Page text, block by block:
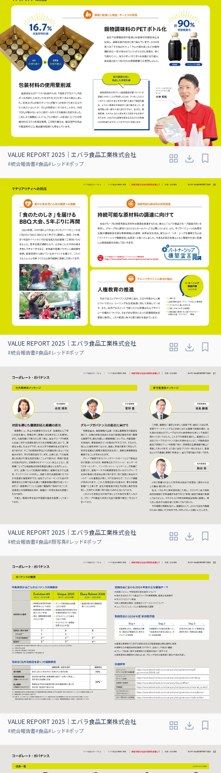
VALUE REPORT 2025｜エバラ食品工業株式会社
#統合報告書#食品#レッド#ポップ
VALUE REPORT 2025｜エバラ食品工業株式会社
#統合報告書#食品#レッド#ポップ
VALUE REPORT 2025｜エバラ食品工業株式会社
#統合報告書#食品#顔写真#レッド#ポップ
VALUE REPORT 2025｜エバラ食品工業株式会社
#統合報告書#食品#レッド#ポップ